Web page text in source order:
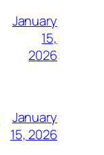
January
15,
2026
January
15, 2026